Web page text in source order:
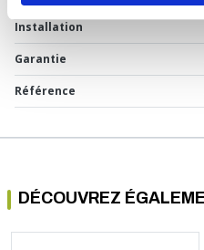
Installation
Garantie
Référence
DÉCOUVREZ